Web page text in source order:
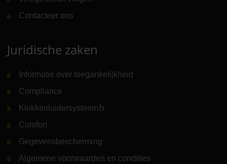
Contacteer ons
Juridische zaken
Informatie over toegankelijkheid
Compliance
Klokkenluidersysteem (Link naar externe website)
Colofon
Gegevensbescherming
Algemene voorwaarden en condities